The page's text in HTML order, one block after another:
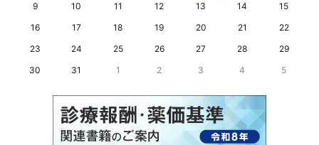
9
10 11 12 13 14
15
16
17 18 19 20 21
22
23
24 25 26 27 28
29
30
31 1 2 3 4 5